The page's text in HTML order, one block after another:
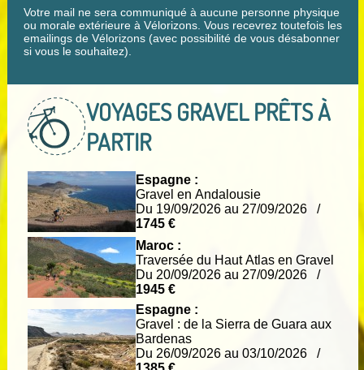
Votre mail ne sera communiqué à aucune personne physique
ou morale extérieure à Vélorizons. Vous recevrez toutefois les
emailings de Vélorizons (avec possibilité de vous désabonner
si vous le souhaitez).
VOYAGES GRAVELPRÊTS À
PARTIR
Espagne :
Gravel en Andalousie
Du 19/09/2026 au 27/09/2026 /
1745 €
Maroc :
Traversée du Haut Atlas en Gravel
Du 20/09/2026 au 27/09/2026 /
1945 €
Espagne :
Gravel : de la Sierra de Guara aux
Bardenas
Du 26/09/2026 au 03/10/2026 /